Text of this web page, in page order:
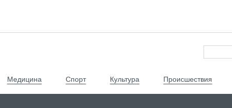
Медицина Спорт Культура Происшествия